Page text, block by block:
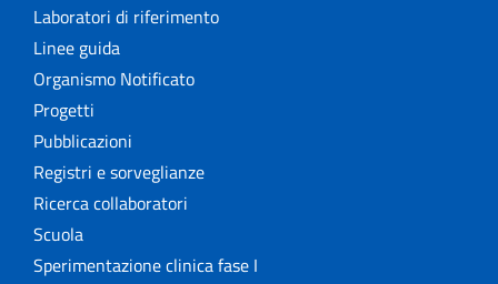
Laboratori di riferimento
Linee guida
Organismo Notificato
Progetti
Pubblicazioni
Registri e sorveglianze
Ricerca collaboratori
Scuola
Sperimentazione clinica fase I